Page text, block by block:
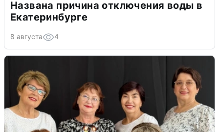
Названа причина отключения воды в
Екатеринбурге
8 августа 4